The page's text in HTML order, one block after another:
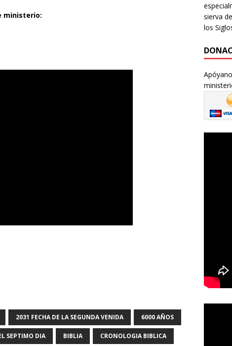
ministerio:
2031 FECHA DE LA SEGUNDA VENIDA 6000 AÑOS
SEPTIMO DIA BIBLIA CRONOLOGIA BIBLICA
sierva
los